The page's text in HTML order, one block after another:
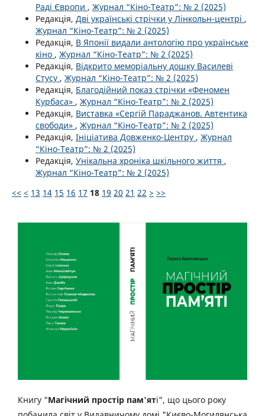
Раді Європи , Журнал “Кіно-Театр”: № 2 (2025)
Редакція, Дві українські стрічки у Лінкольн-центрі ,
Журнал “Кіно-Театр”: № 2 (2025)
Редакція, В Японії видали антологію про українське
кіно , Журнал “Кіно-Театр”: № 2 (2025)
Редакція, Відкрито меморіальну дошку Василеві
Стусу , Журнал “Кіно-Театр”: № 2 (2025)
Редакція, Благодійний показ стрічки «Феномен
Курбаса» , Журнал “Кіно-Театр”: № 2 (2025)
Редакція, Виставка «Сергій Параджанов. Автентика
свободи» , Журнал “Кіно-Театр”: № 2 (2025)
Редакція, Ініціатива Довженко-Центру , Журнал
“Кіно-Театр”: № 2 (2025)
Редакція, Унікальна хроніка шкільного життя ,
Журнал “Кіно-Театр”: № 2 (2025)
<< < 13 14 15 16 17 18 19 20 21 22 > >>
Книгу "Магічний простір пам'яті", що цього року